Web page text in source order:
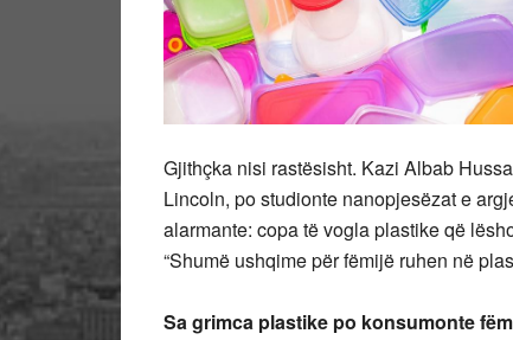
Gjithçka nisi rastësisht. Kazi Albab
Lincoln, po studionte nanopjesëzat e
alarmante: copa të vogla plastike që
“Shumë ushqime për fëmijë ruhen në
Sa grimca plastike po konsumonte